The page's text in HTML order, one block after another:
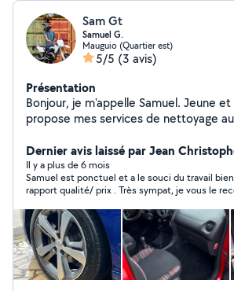
Sam Gt
Samuel G.
Mauguio (Quartier est)
5/5 (3 avis)
Présentation
Bonjour, je m'appelle Samuel. Jeune
propose mes services de nettoyage
également mes services pour de la
Dernier avis laissé par Jean
Il y a plus de 6 mois
Samuel est ponctuel et a le souci du travail bien fait . Bon
rapport qualité/ prix . Très